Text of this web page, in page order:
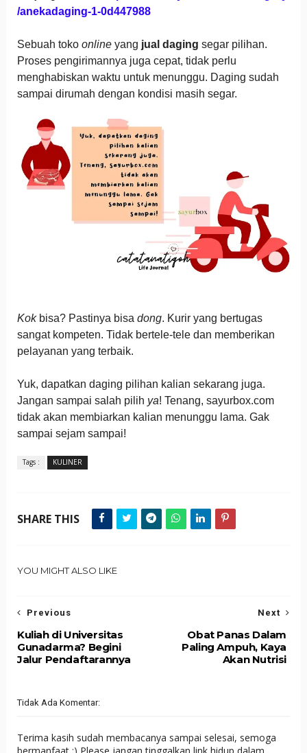
/anekadaging-1-0d447988
Sebuah toko onlineyang jual daging segar pilihan.
Proses pengirimannya juga cepat, tidak perlu
menghabiskan waktu untuk menunggu. Daging sudah
sampai dirumah dengan kondisi masih segar.
Kokbisa? Pastinya bisa dong. Kurir yang bertugas
sangat kompeten. Tidak bertele-tele dan memberikan
pelayanan yang terbaik.
Yuk, dapatkan daging pilihan kalian sekarang juga.
Jangan sampai salah pilih ya! Tenang, sayurbox.com
tidak akan membiarkan kalian menunggu lama. Gak
sampai sejam sampai!
Tags : KULINER
SHARE THIS
YOU MIGHT ALSO LIKE
Next
Obat Panas Dalam
Paling Ampuh, Kaya
Akan Nutrisi
Previous
Kuliah di Universitas
Gunadarma? Begini
Jalur Pendaftarannya
Tidak Ada Komentar:
Terima kasih sudah membacanya sampai selesai, semoga